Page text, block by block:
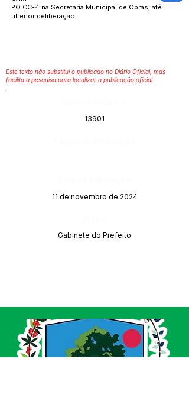
PO CC-4 na Secretaria Municipal de Obras, até
ulterior deliberação
Este texto não substitui o publicado no Diário Oficial, mas
facilita a pesquisa para localizar a publicação oficial.
13901
11 de novembro de 2024
Gabinete do Prefeito